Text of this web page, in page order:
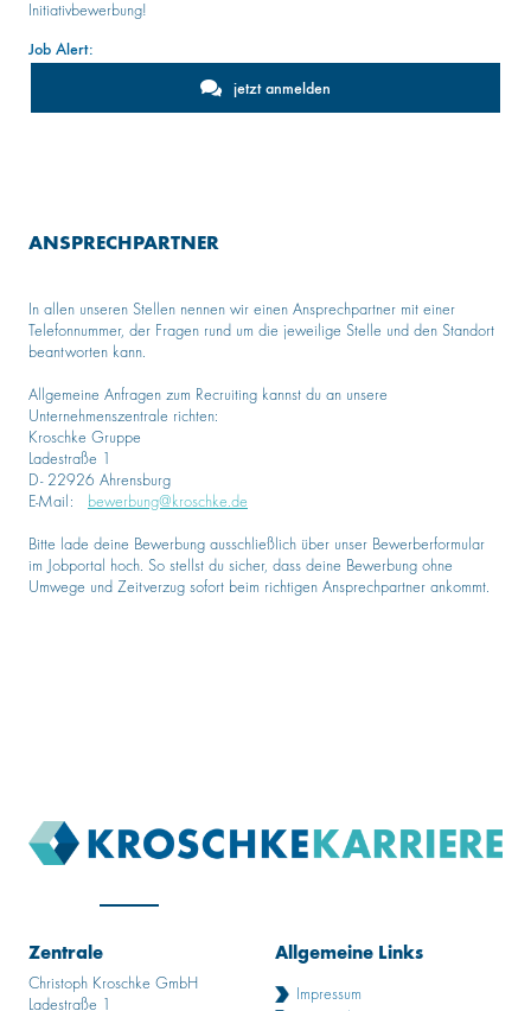
Initiativbewerbung!
Job Alert:
jetzt anmelden
ANSPRECHPARTNER
In allen unseren Stellen nennen wir einen Ansprechpartner mit einer
Telefonnummer, der Fragen rund um die jeweilige Stelle und den Standort
beantworten kann.
Allgemeine Anfragen zum Recruiting kannst du an unsere
Unternehmenszentrale richten:
Kroschke Gruppe
Ladestraße 1
D- 22926 Ahrensburg
E-Mail: bewerbung@kroschke.de
Bitte lade deine Bewerbung ausschließlich über unser Bewerberformular
im Jobportal hoch. So stellst du sicher, dass deine Bewerbung ohne
Umwege und Zeitverzug sofort beim richtigen Ansprechpartner ankommt.
Zentrale
Christoph Kroschke GmbH
Ladestraße 1
Allgemeine Links
Impressum